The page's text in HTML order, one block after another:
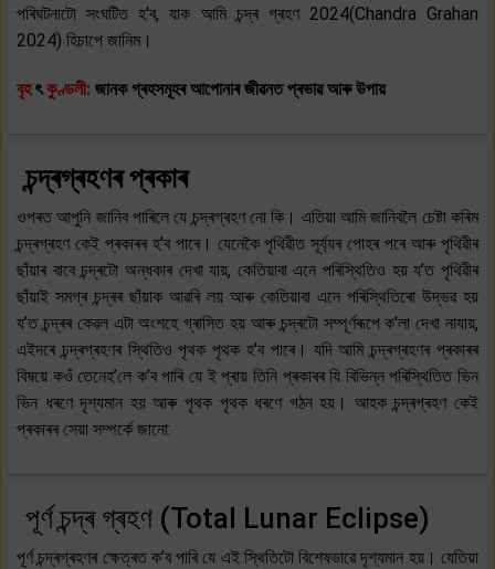
পৰিঘটনাটো সংঘটিত হ'ব, যাক আমি চন্দ্ৰ গ্ৰহণ 2024(Chandra Grahan
2024) হিচাপে জানিম।
বৃহৎকুণ্ডলী: জানক গ্ৰহসমূহৰ আপোনাৰ জীৱনত প্ৰভাৱ আৰু উপায়
চন্দ্ৰগ্ৰহণৰ প্ৰকাৰ
ওপৰত আপুনি জানিব পাৰিলে যে চন্দ্ৰগ্ৰহণ নো কি। এতিয়া আমি জানিবলৈ চেষ্টা কৰিম
চন্দ্ৰগ্ৰহণ কেই প্ৰকাৰৰ হ'ব পাৰে। যেনেকৈ পৃথিৱীত সূৰ্য্যৰ পোহৰ পৰে আৰু পৃথিৱীৰ
ছাঁয়াৰ বাবে চন্দ্ৰটো অন্ধকাৰ দেখা যায়, কেতিয়াবা এনে পৰিস্থিতিও হয় য’ত পৃথিৱীৰ
ছাঁয়াই সমগ্ৰ চন্দ্ৰৰ ছাঁয়াক আৱৰি লয় আৰু কেতিয়াবা এনে পৰিস্থিতিৰো উদ্ভৱ হয়
য’ত চন্দ্ৰৰ কেৱল এটা অংশহে গ্ৰাসিত হয় আৰু চন্দ্ৰটো সম্পূৰ্ণৰূপে ক'লা দেখা নাযায়,
এইদৰে চন্দ্ৰগ্ৰহণৰ স্থিতিও পৃথক পৃথক হ'ব পাৰে। যদি আমি চন্দ্ৰগ্ৰহণৰ প্ৰকাৰৰ
বিষয়ে কওঁ তেনেহ’লে ক’ব পাৰি যে ই প্ৰায় তিনি প্ৰকাৰৰ যি বিভিন্ন পৰিস্থিতিত ভিন
ভিন ধৰণে দৃশ্যমান হয় আৰু পৃথক পৃথক ধৰণে গঠন হয়। আহক চন্দ্ৰগ্ৰহণ কেই
প্ৰকাৰৰ সেয়া সম্পৰ্কে জানো:
পূৰ্ণ চন্দ্ৰ গ্ৰহণ (Total Lunar Eclipse)
পূৰ্ণ চন্দ্ৰগ্ৰহণৰ ক্ষেত্ৰত ক’ব পাৰি যে এই স্থিতিটো বিশেষভাৱে দৃশ্যমান হয়। যেতিয়া